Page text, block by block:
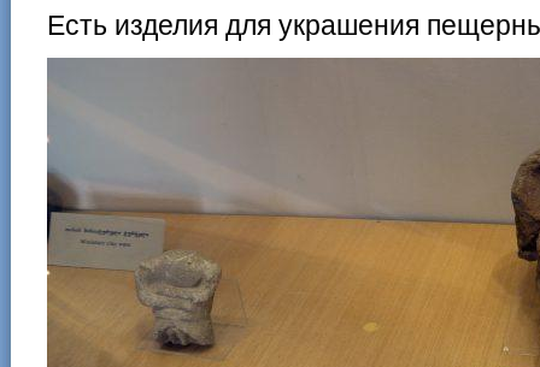
Есть изделия для украшения